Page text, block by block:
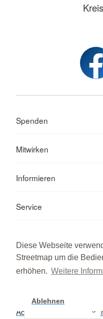
Diese Webseite
Streetmap um die
erhöhen. Weitere
Ablehnen
Spenden
Mitwirken
Informieren
Service
Adressen